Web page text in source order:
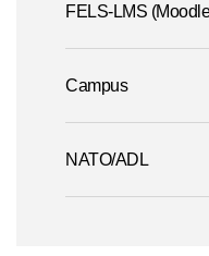
FELS-LMS
Campus
NATO/ADL